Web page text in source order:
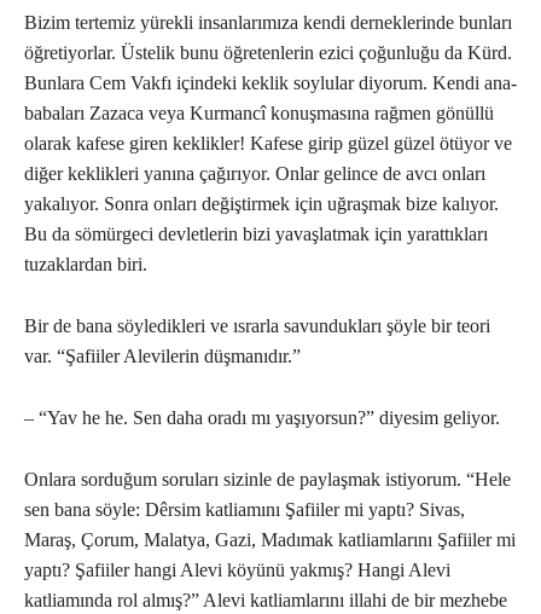
Bizim tertemiz yürekli insanlarımıza kendi derneklerinde bunları
öğretiyorlar. Üstelik bunu öğretenlerin ezici çoğunluğu da Kürd.
Bunlara Cem Vakfı içindeki keklik soylular diyorum. Kendi ana-
babaları Zazaca veya Kurmancî konuşmasına rağmen gönüllü
olarak kafese giren keklikler! Kafese girip güzel güzel ötüyor ve
diğer keklikleri yanına çağırıyor. Onlar gelince de avcı onları
yakalıyor. Sonra onları değiştirmek için uğraşmak bize kalıyor.
Bu da sömürgeci devletlerin bizi yavaşlatmak için yarattıkları
tuzaklardan biri.
Bir de bana söyledikleri ve ısrarla savundukları şöyle bir teori
var. “Şafiiler Alevilerin düşmanıdır.”
– “Yav he he. Sen daha oradı mı yaşıyorsun?” diyesim geliyor.
Onlara sorduğum soruları sizinle de paylaşmak istiyorum. “Hele
sen bana söyle: Dêrsim katliamını Şafiiler mi yaptı? Sivas,
Maraş, Çorum, Malatya, Gazi, Madımak katliamlarını Şafiiler mi
yaptı? Şafiiler hangi Alevi köyünü yakmış? Hangi Alevi
katliamında rol almış?” Alevi katliamlarını illahi de bir mezhebe